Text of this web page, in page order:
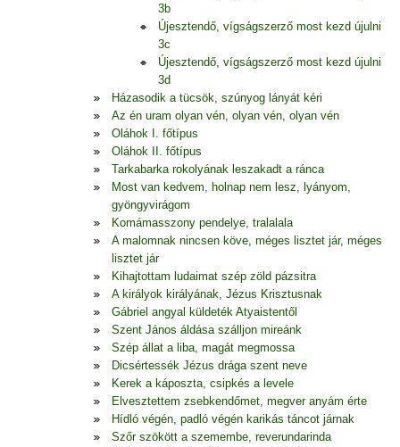
3b
Újesztendő, vígságszerző most kezd újulni
3c
Újesztendő, vígságszerző most kezd újulni
3d
Házasodik a tücsök, szúnyog lányát kéri
Az én uram olyan vén, olyan vén, olyan vén
Oláhok I. főtípus
Oláhok II. főtípus
Tarkabarka rokolyának leszakadt a ránca
Most van kedvem, holnap nem lesz, lyányom,
gyöngyvirágom
Komámasszony pendelye, tralalala
A malomnak nincsen köve, méges lisztet jár, méges
lisztet jár
Kihajtottam ludaimat szép zöld pázsitra
A királyok királyának, Jézus Krisztusnak
Gábriel angyal küldeték Atyaistentől
Szent János áldása szálljon mireánk
Szép állat a liba, magát megmossa
Dicsértessék Jézus drága szent neve
Kerek a káposzta, csipkés a levele
Elvesztettem zsebkendőmet, megver anyám érte
Hídló végén, padló végén karikás táncot járnak
Szőr szökött a szemembe, reverundarinda